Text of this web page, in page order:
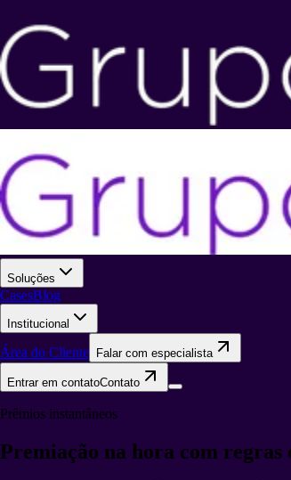
Soluções
CasesBlog
Institucional
Área do Cliente Falar com especialista
Entrar em contatoContato
Prêmios instantâneos
Premiação na hora com regras